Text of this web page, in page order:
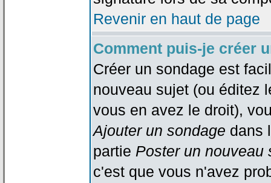
Revenir en haut de page
Comment puis-je créer
Créer un sondage est
nouveau sujet (ou éditez
vous en avez le droit),
Ajouter un sondage dans
partie Poster un nouveau
c'est que vous n'avez